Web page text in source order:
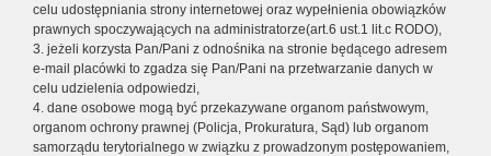
celu udostępniania strony internetowej oraz wypełnienia obowiązków
prawnych spoczywających na administratorze(art.6 ust.1 lit.c RODO),
3. jeżeli korzysta Pan/Pani z odnośnika na stronie będącego adresem
e-mail placówki to zgadza się Pan/Pani na przetwarzanie danych w
celu udzielenia odpowiedzi,
4. dane osobowe mogą być przekazywane organom państwowym,
organom ochrony prawnej (Policja, Prokuratura, Sąd) lub organom
samorządu terytorialnego w związku z prowadzonym postępowaniem,